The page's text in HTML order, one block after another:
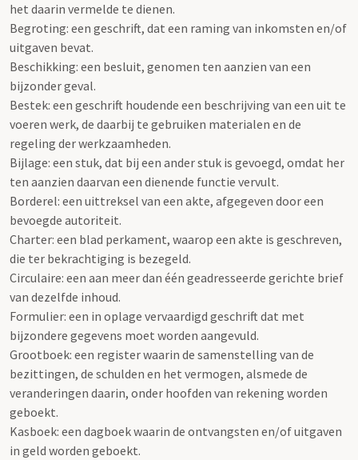
het daarin vermelde te dienen.
Begroting: een geschrift, dat een raming van inkomsten en/of
uitgaven bevat.
Beschikking: een besluit, genomen ten aanzien van een
bijzonder geval.
Bestek: een geschrift houdende een beschrijving van een uit te
voeren werk, de daarbij te gebruiken materialen en de
regeling der werkzaamheden.
Bijlage: een stuk, dat bij een ander stuk is gevoegd, omdat her
ten aanzien daarvan een dienende functie vervult.
Borderel: een uittreksel van een akte, afgegeven door een
bevoegde autoriteit.
Charter: een blad perkament, waarop een akte is geschreven,
die ter bekrachtiging is bezegeld.
Circulaire: een aan meer dan één geadresseerde gerichte brief
van dezelfde inhoud.
Formulier: een in oplage vervaardigd geschrift dat met
bijzondere gegevens moet worden aangevuld.
Grootboek: een register waarin de samenstelling van de
bezittingen, de schulden en het vermogen, alsmede de
veranderingen daarin, onder hoofden van rekening worden
geboekt.
Kasboek: een dagboek waarin de ontvangsten en/of uitgaven
in geld worden geboekt.